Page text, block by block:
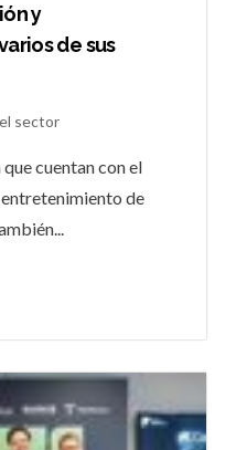
y
de sus
sector
cuentan con el
de